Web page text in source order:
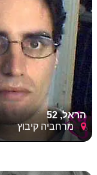
הראל, 52
מרחביה קיבוץ